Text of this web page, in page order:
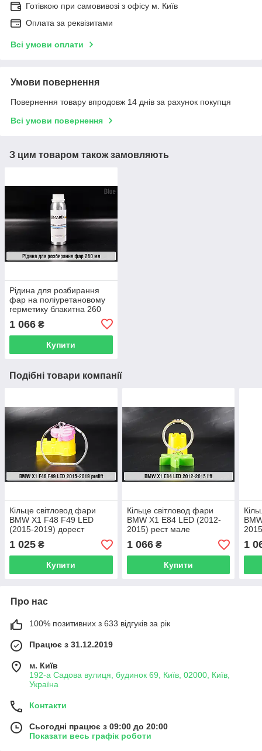
Готівкою при самовивозі з офісу м. Київ
Оплата за реквізитами
Всі умови оплати
Умови повернення
Повернення товару впродовж 14 днів за рахунок покупця
Всі умови повернення
З цим товаром також замовляють
Рідина для розбирання
фар на поліуретановому
герметику блакитна 260
1 066 ₴
Купити
Подібні товари компанії
Кільце світловод фари
BMW X1 F48 F49 LED
(2015-2019) дорест
велике зовнішнє ліве
1 025 ₴
Купити
Кільце світловод фари
BMW X1 E84 LED (2012-
2015) рест мале
внутрішнє angel eyes ліве/
праве
1 066₴
Купити
1
Про нас
100% позитивних з 633 відгуків за рік
Працює з 31.12.2019
м. Київ
192-а Садова вулиця, будинок 69, Київ, 02000, Київ,
Україна
Контакти
Сьогодні працює з 09:00 до 20:00
Показати весь графік роботи